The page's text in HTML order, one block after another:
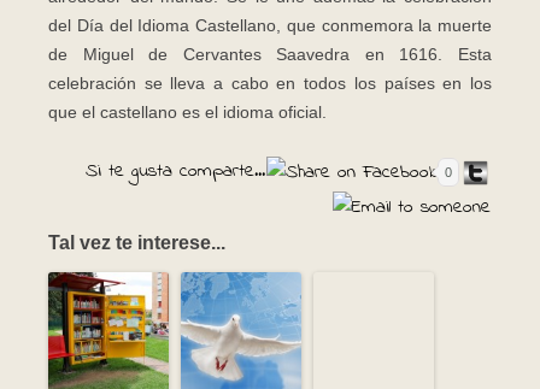
del Día del Idioma Castellano, que conmemora la muerte
de Miguel de Cervantes Saavedra en 1616. Esta
celebración se lleva a cabo en todos los países en los
que el castellano es el idioma oficial.
Si te gusta comparte... 0
Tal vez te interese...